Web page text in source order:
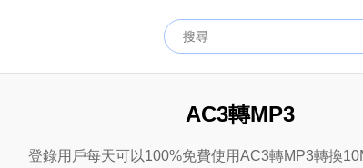
AC3轉MP3
登錄用戶每天可以100%免費使用AC3轉MP3轉換